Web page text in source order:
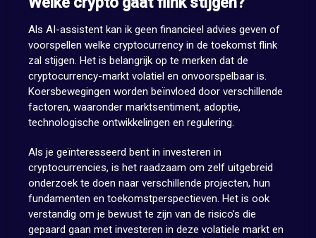
Als AI-assistent kan ik geen financieel advies geven of
voorspellen welke cryptocurrency in de toekomst flink
zal stijgen. Het is belangrijk op te merken dat de
cryptocurrency-markt volatiel en onvoorspelbaar is.
Koersbewegingen worden beïnvloed door verschillende
factoren, waaronder marktsentiment, adoptie,
technologische ontwikkelingen en regulering.
Als je geïnteresseerd bent in investeren in
cryptocurrencies, is het raadzaam om zelf uitgebreid
onderzoek te doen naar verschillende projecten, hun
fundamenten en toekomstperspectieven. Het is ook
verstandig om je bewust te zijn van de risico’s die
gepaard gaan met investeren in deze volatiele markt en